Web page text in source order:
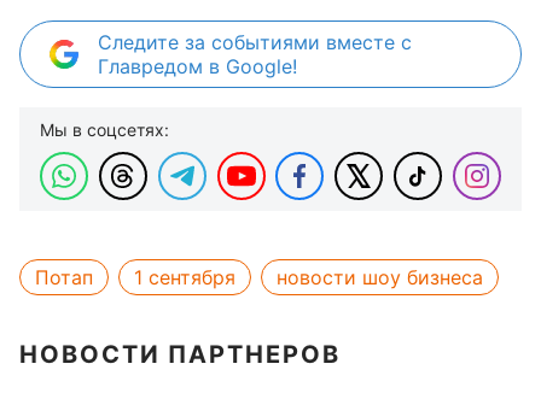
Следите за событиями вместе с
Главредом в Google!
Мы в соцсетях:
Потап 1 сентября новости шоу бизнеса
НОВОСТИ ПАРТНЕРОВ